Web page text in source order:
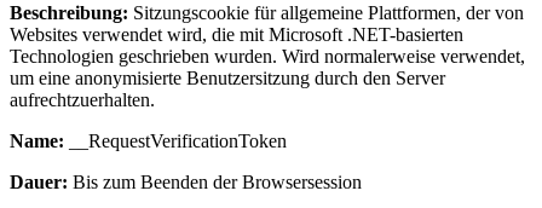
Beschreibung: Sitzungscookie für allgemeine Plattformen, der von
Websites verwendet wird, die mit Microsoft .NET-basierten
Technologien geschrieben wurden. Wird normalerweise verwendet,
um eine anonymisierte Benutzersitzung durch den Server
aufrechtzuerhalten.
Name: __RequestVerificationToken
Dauer: Bis zum Beenden der Browsersession